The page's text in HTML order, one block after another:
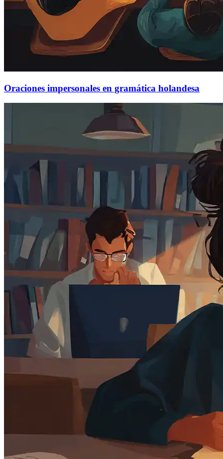
Oraciones impersonales en gramática holandesa